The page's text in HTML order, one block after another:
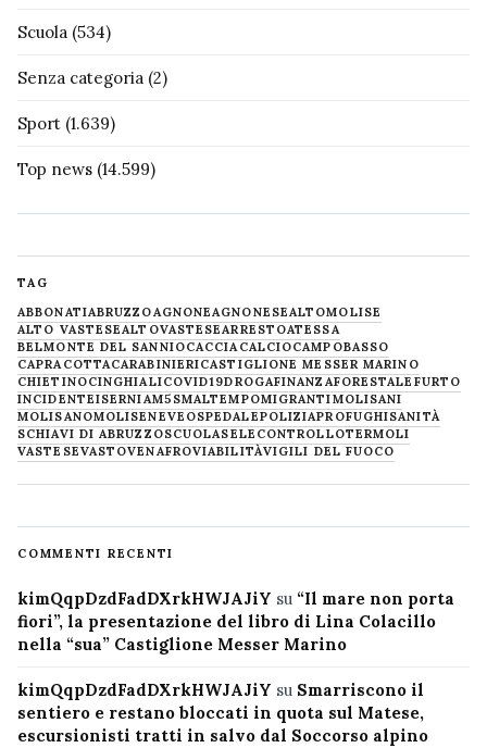
Scuola (534)
Senza categoria (2)
Sport (1.639)
Top news (14.599)
TAG
ABBONATIABRUZZOAGNONEAGNONESEALTOMOLISE
ALTO VASTESEALTOVASTESEARRESTOATESSA
BELMONTE DEL SANNIOCACCIACALCIOCAMPOBASSO
CAPRACOTTACARABINIERICASTIGLIONE MESSER MARINO
CHIETINOCINGHIALICOVID19DROGAFINANZAFORESTALE FURTO
INCIDENTEISERNIAM5SMALTEMPOMIGRANTIMOLISANI
MOLISANOMOLISENEVE OSPEDALEPOLIZIAPROFUGHISANITÀ
SCHIAVI DI ABRUZZOSCUOLASELECONTROLLOTERMOLI
VASTESEVASTOVENAFROVIABILITÀVIGILI DEL FUOCO
COMMENTI RECENTI
kimQqpDzdFadDXrkHWJAJiY su “Il mare non porta
fiori”, la presentazione del libro di Lina Colacillo
nella “sua” Castiglione Messer Marino
kimQqpDzdFadDXrkHWJAJiY su Smarriscono il
sentiero e restano bloccati in quota sul Matese,
escursionisti tratti in salvo dal Soccorso alpino